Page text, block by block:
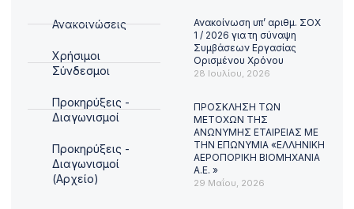
Ανακοινώσεις
Χρήσιμοι
Σύνδεσμοι
Προκηρύξεις -
Διαγωνισμοί
Προκηρύξεις -
Διαγωνισμοί
(Αρχείο)
Ανακοίνωση υπ’ αριθμ. ΣΟΧ
1 / 2026 για τη σύναψη
Συμβάσεων Εργασίας
Ορισμένου Χρόνου
28 Ιουλίου, 2026
ΠΡΟΣΚΛΗΣΗ ΤΩΝ
ΜΕΤΟΧΩΝ ΤΗΣ
ΑΝΩΝΥΜΗΣ ΕΤΑΙΡΕΙΑΣ ΜΕ
ΤΗΝ ΕΠΩΝΥΜΙΑ «ΕΛΛΗΝΙΚΗ
ΑΕΡΟΠΟΡΙΚΗ ΒΙΟΜΗΧΑΝΙΑ
Α.Ε. »
29 Μαΐου, 2026